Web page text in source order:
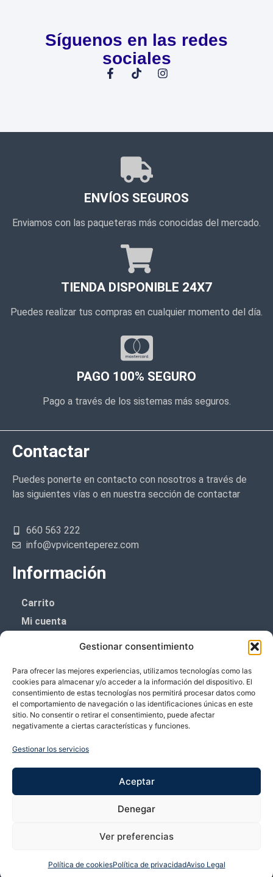
Gestionar consentimiento
Para ofrecer las mejores experiencias, utilizamos tecnologías como las
cookies para almacenar y/o acceder a la información del dispositivo. El
consentimiento de estas tecnologías nos permitirá procesar datos como
el comportamiento de navegación o las identificaciones únicas en este
sitio. No consentir o retirar el consentimiento, puede afectar
negativamente a ciertas características y funciones.
Gestionar los servicios
Aceptar
Denegar
Ver preferencias
Política de cookiesPolítica de privacidadAviso Legal
Síguenos en las redes
sociales
ENVÍOS SEGUROS
Enviamos con las paqueteras más conocidas del mercado.
TIENDA DISPONIBLE 24X7
Puedes realizar tus compras en cualquier momento del día.
PAGO 100% SEGURO
Pago a través de los sistemas más seguros.
Contactar
Puedes ponerte en contacto con nosotros a través de
las siguientes vías o en nuestra sección de contactar
660 563 222
info@vpvicenteperez.com
Información
Carrito
Mi cuenta
Política de cookies (UE)
Boletín de noticias
¡¡Suscríbete y prometemos no dar mucho el
Te enviaremos sólo cosas importantes.
Copyright © 2026 VP Vicente Perez | Desarrollado por Bubango Networks